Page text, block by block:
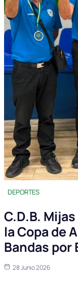
DEPORTES
C.D.B.
la Copa de
Bandas por
28 Junio 2026